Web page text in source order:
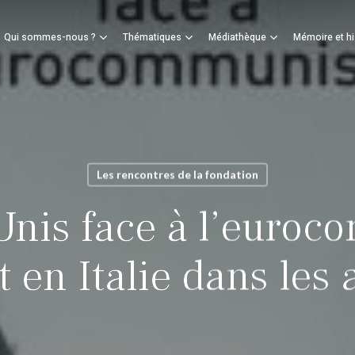
Qui sommes-nous ? Thématiques Médiathèque Mémoire et
Panier
Les rencontres de la fondation
face à
en Italie dans les